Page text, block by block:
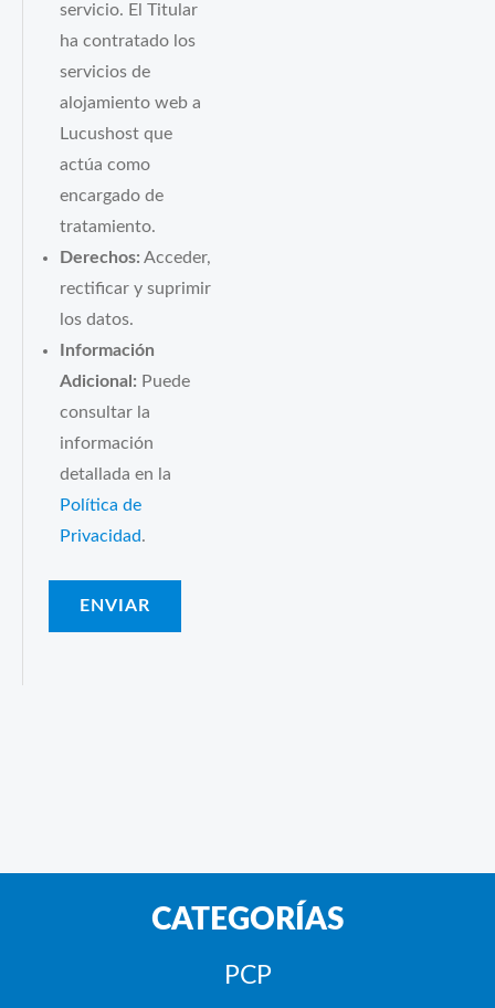
servicio. El Titular
ha contratado los
servicios de
alojamiento web a
Lucushost que
actúa como
encargado de
tratamiento.
Derechos: Acceder,
rectificar y suprimir
los datos.
Información
Adicional: Puede
consultar la
información
detallada en la
Política de
Privacidad .
CATEGORÍAS
PCP